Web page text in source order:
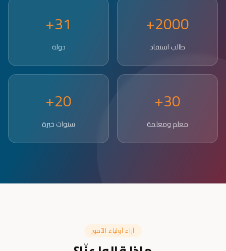
2000+
طالب استفاد
31+
دولة
30+
معلم ومعلمة
20+
سنوات خبرة
آراء أولياء الأمور